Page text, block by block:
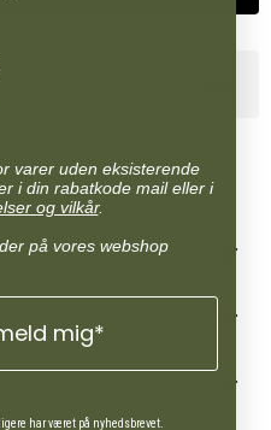
varer uden eksisterende
i din rabatkode mail eller i
og vilkår.
på vores webshop
mig*
har været på nyhedsbrevet.